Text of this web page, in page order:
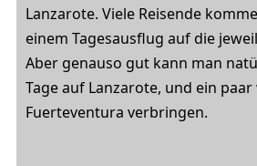
Lanzarote. Viele Reisende
einem Tagesausflug auf die
Aber genauso gut kann man
Tage auf Lanzarote, und ein
Fuerteventura verbringen.